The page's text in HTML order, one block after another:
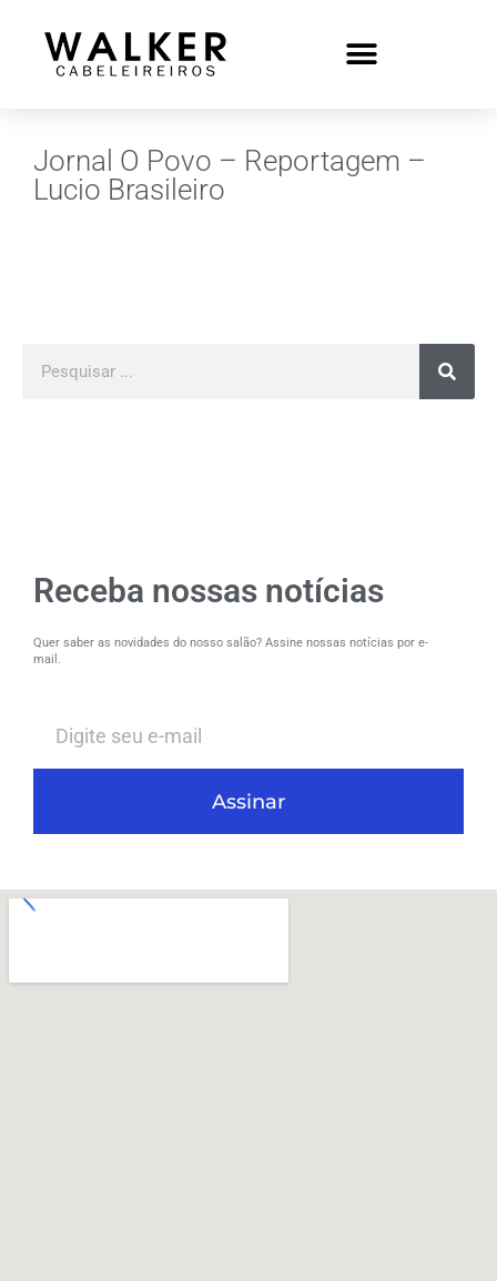
Jornal O Povo – Reportagem –
Lucio Brasileiro
Receba nossas notícias
Quer saber as novidades do nosso salão? Assine nossas notícias por e-
mail.
Assinar